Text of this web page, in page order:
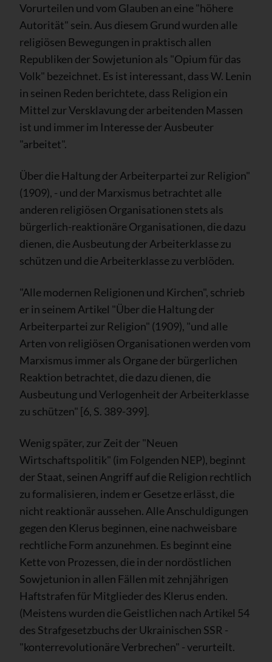
Vorurteilen und vom Glauben an eine "höhere
Autorität" sein. Aus diesem Grund wurden alle
religiösen Bewegungen in praktisch allen
Republiken der Sowjetunion als "Opium für das
Volk" bezeichnet. Es ist interessant, dass W. Lenin
in seinen Reden berichtete, dass Religion ein
Mittel zur Versklavung der arbeitenden Massen
ist und immer im Interesse der Ausbeuter
"arbeitet".
Über die Haltung der Arbeiterpartei zur Religion"
(1909), - und der Marxismus betrachtet alle
anderen religiösen Organisationen stets als
bürgerlich-reaktionäre Organisationen, die dazu
dienen, die Ausbeutung der Arbeiterklasse zu
schützen und die Arbeiterklasse zu verblöden.
"Alle modernen Religionen und Kirchen", schrieb
er in seinem Artikel "Über die Haltung der
Arbeiterpartei zur Religion" (1909), "und alle
Arten von religiösen Organisationen werden vom
Marxismus immer als Organe der bürgerlichen
Reaktion betrachtet, die dazu dienen, die
Ausbeutung und Verlogenheit der Arbeiterklasse
zu schützen" [6, S. 389-399].
Wenig später, zur Zeit der "Neuen
Wirtschaftspolitik" (im Folgenden NEP), beginnt
der Staat, seinen Angriff auf die Religion rechtlich
zu formalisieren, indem er Gesetze erlässt, die
nicht reaktionär aussehen. Alle Anschuldigungen
gegen den Klerus beginnen, eine nachweisbare
rechtliche Form anzunehmen. Es beginnt eine
Kette von Prozessen, die in der nordöstlichen
Sowjetunion in allen Fällen mit zehnjährigen
Haftstrafen für Mitglieder des Klerus enden.
(Meistens wurden die Geistlichen nach Artikel 54
des Strafgesetzbuchs der Ukrainischen SSR -
"konterrevolutionäre Verbrechen" - verurteilt.